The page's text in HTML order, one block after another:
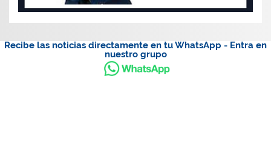
Recibe las noticias directamente en tu WhatsApp - Entra en
nuestro grupo